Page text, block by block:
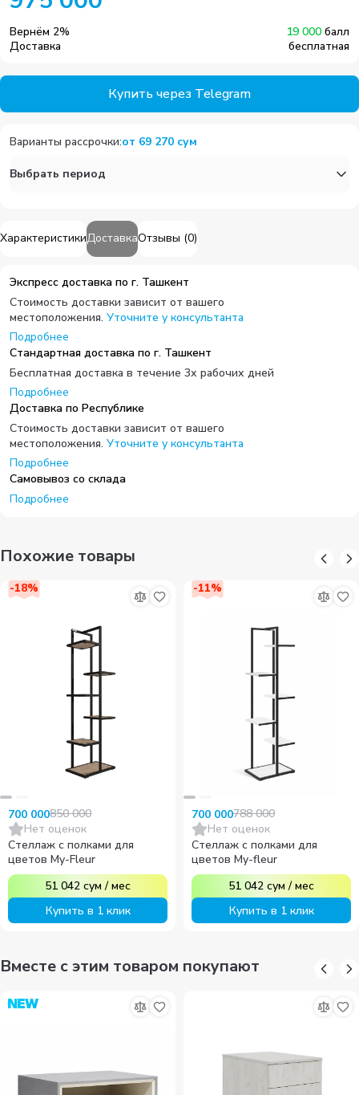
ХарактеристикиДоставкаОтзывы (0)
Экспресс доставка по г. Ташкент
Стоимость доставки зависит от вашего
местоположения. Уточните у консультанта
Подробнее
Стандартная доставка по г. Ташкент
Бесплатная доставка в течение 3х рабочих дней
Подробнее
Доставка по Республике
Стоимость доставки зависит от вашего
местоположения. Уточните у консультанта
Подробнее
Самовывоз со склада
Подробнее
Вернём 2% 19 000 балл
Доставка
бесплатная
Купить через Telegram
Варианты рассрочки:от 69 270 сум
Выбрать период
Похожие товары
-18%
700 000850 000
Нет оценок
Стеллаж с полками для
цветов My-Fleur
51 042 сум /мес
Купить в 1 клик
-11%
700 000788 000
Нет оценок
Стеллаж с полками для
цветов My-fleur
51 042 сум /мес
Купить в 1 клик
Вместе с этим товаром покупают